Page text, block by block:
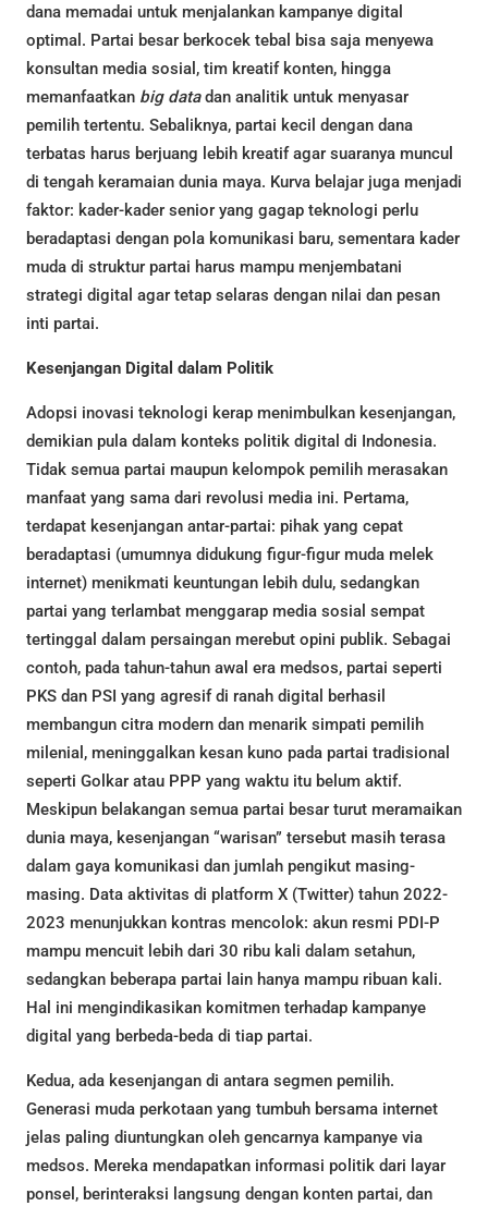
dana memadai untuk menjalankan kampanye digital
optimal. Partai besar berkocek tebal bisa saja menyewa
konsultan media sosial, tim kreatif konten, hingga
memanfaatkan big datadan analitik untuk menyasar
pemilih tertentu. Sebaliknya, partai kecil dengan dana
terbatas harus berjuang lebih kreatif agar suaranya muncul
di tengah keramaian dunia maya. Kurva belajar juga menjadi
faktor: kader-kader senior yang gagap teknologi perlu
beradaptasi dengan pola komunikasi baru, sementara kader
muda di struktur partai harus mampu menjembatani
strategi digital agar tetap selaras dengan nilai dan pesan
inti partai.
Kesenjangan Digital dalam Politik
Adopsi inovasi teknologi kerap menimbulkan kesenjangan,
demikian pula dalam konteks politik digital di Indonesia.
Tidak semua partai maupun kelompok pemilih merasakan
manfaat yang sama dari revolusi media ini. Pertama,
terdapat kesenjangan antar-partai: pihak yang cepat
beradaptasi (umumnya didukung figur-figur muda melek
internet) menikmati keuntungan lebih dulu, sedangkan
partai yang terlambat menggarap media sosial sempat
tertinggal dalam persaingan merebut opini publik. Sebagai
contoh, pada tahun-tahun awal era medsos, partai seperti
PKS dan PSI yang agresif di ranah digital berhasil
membangun citra modern dan menarik simpati pemilih
milenial, meninggalkan kesan kuno pada partai tradisional
seperti Golkar atau PPP yang waktu itu belum aktif.
Meskipun belakangan semua partai besar turut meramaikan
dunia maya, kesenjangan “warisan” tersebut masih terasa
dalam gaya komunikasi dan jumlah pengikut masing-
masing. Data aktivitas di platform X (Twitter) tahun 2022-
2023 menunjukkan kontras mencolok: akun resmi PDI-P
mampu mencuit lebih dari 30 ribu kali dalam setahun,
sedangkan beberapa partai lain hanya mampu ribuan kali.
Hal ini mengindikasikan komitmen terhadap kampanye
digital yang berbeda-beda di tiap partai.
Kedua, ada kesenjangan di antara segmen pemilih.
Generasi muda perkotaan yang tumbuh bersama internet
jelas paling diuntungkan oleh gencarnya kampanye via
medsos. Mereka mendapatkan informasi politik dari layar
ponsel, berinteraksi langsung dengan konten partai, dan